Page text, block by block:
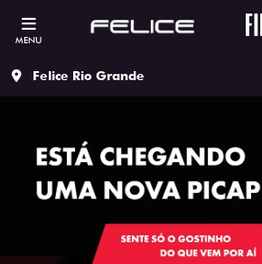
MENU
Felice Rio Grande